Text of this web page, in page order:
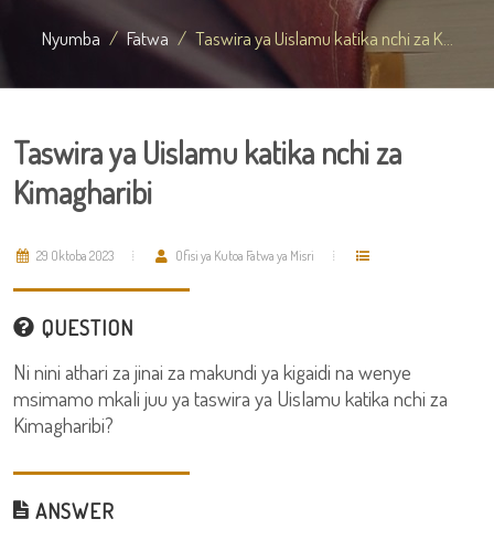
Nyumba Fatwa Taswira ya Uislamu katika nchi za K...
Taswira ya Uislamu katika nchi za
Kimagharibi
29 Oktoba 2023 Ofisi ya Kutoa Fatwa ya Misri
QUESTION
Ni nini athari za jinai za makundi ya kigaidi na wenye
msimamo mkali juu ya taswira ya Uislamu katika nchi za
Kimagharibi?
ANSWER